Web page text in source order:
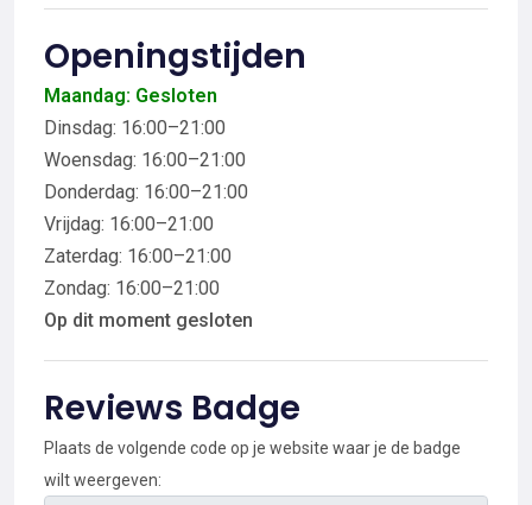
Openingstijden
Maandag: Gesloten
Dinsdag: 16:00–21:00
Woensdag: 16:00–21:00
Donderdag: 16:00–21:00
Vrijdag: 16:00–21:00
Zaterdag: 16:00–21:00
Zondag: 16:00–21:00
Op dit moment gesloten
Reviews Badge
Plaats de volgende code op je website waar je de badge
wilt weergeven: